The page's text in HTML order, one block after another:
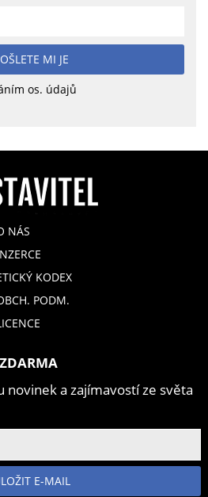
MI JE
os. údajů
NÁS
KODEX
PODM.
novinek a zajímavostí ze světa
E-MAIL